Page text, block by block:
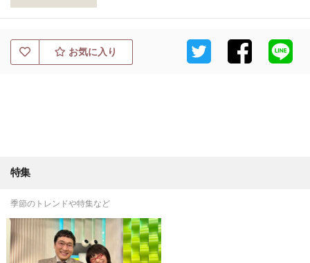
お気に入り
特集
季節のトレンドや特集など